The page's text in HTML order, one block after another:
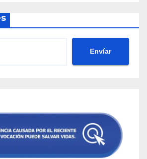
Envíar